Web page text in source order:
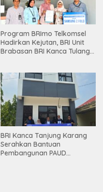
Program BRImo Telkomsel
Hadirkan Kejutan, BRI Unit
Brabasan BRI Kanca Tulang
Mesuji
BRI Kanca Tanjung Karang
Serahkan Bantuan
Pembangunan PAUD